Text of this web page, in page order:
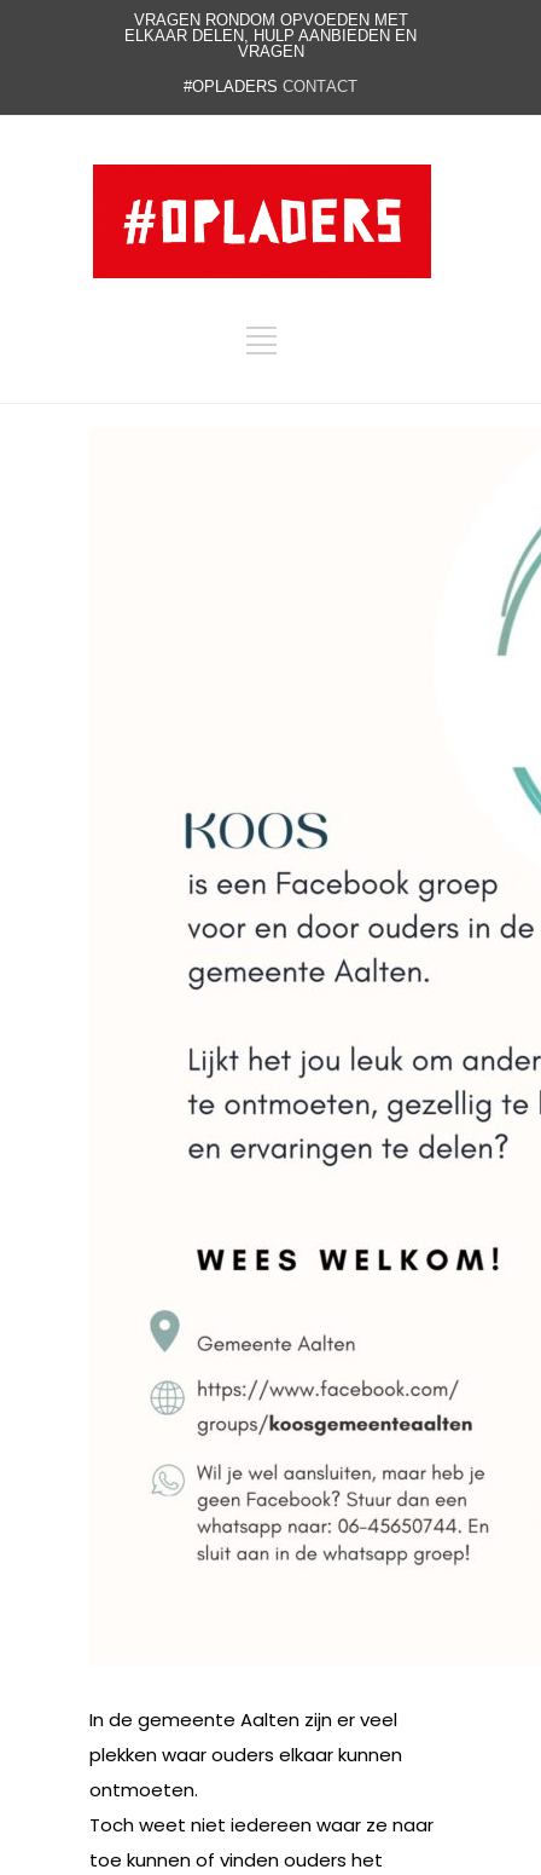
VRAGEN RONDOM OPVOEDEN MET
ELKAAR DELEN, HULP AANBIEDEN EN
VRAGEN
#OPLADERS CONTACT
In de gemeente Aalten zijn er veel
plekken waar ouders elkaar kunnen
ontmoeten.
Toch weet niet iedereen waar ze naar
toe kunnen of vinden ouders het